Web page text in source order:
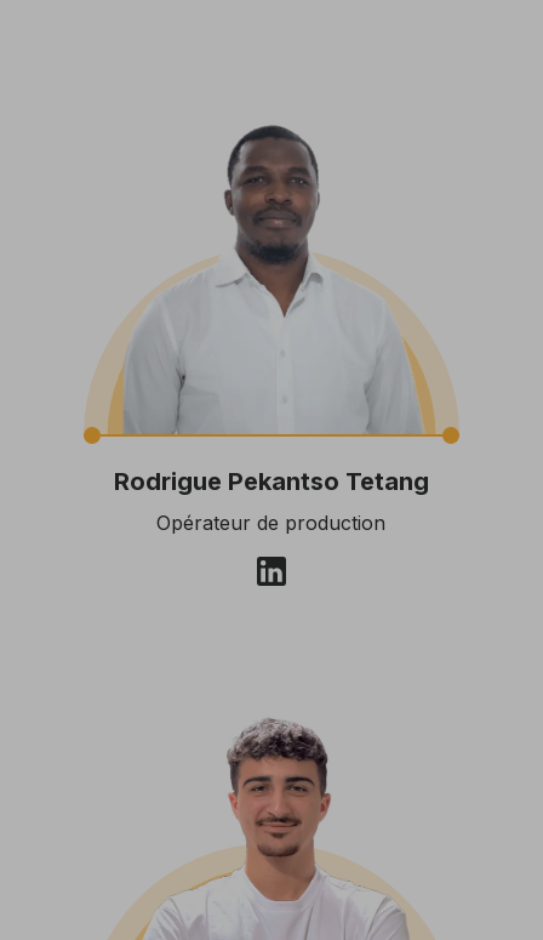
Rodrigue Pekantso Tetang
Opérateur de production